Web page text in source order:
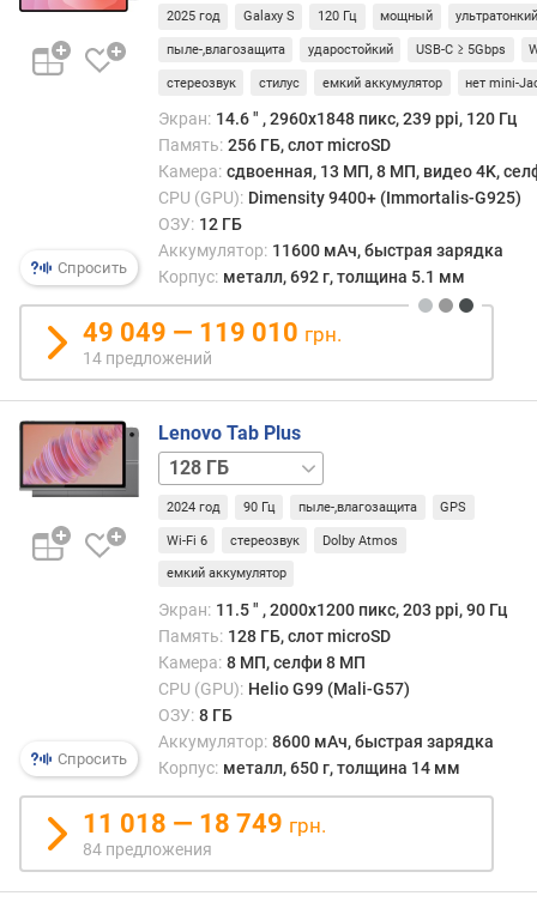
р
а
з
(
п
и
к
с
)
т
и
п
а
т
д
р
к
Спросить
5G512 ГБ
512 ГБ
5G
2025 год Galaxy S 120 Гц мощный
пыле-,влагозащита ударостойкий USB-C ≥ 5Gbps
стереозвук стилус емкий аккумулятор нет mini-
Экран: 14.6 ″ , 2960x1848 пикс, 239 ppi, 120 Гц
Память: 256 ГБ, слот microSD
Камера: сдвоенная, 13 МП, 8 МП, видео 4K,
CPU (GPU): Dimensity 9400+ (Immortalis-G925)
ОЗУ: 12 ГБ
Аккумулятор: 11600 мАч, быстрая зарядка
Корпус: металл, 692 г, толщина 5.1 мм
49 049 — 119 010 грн.
14 предложений
Спросить
Lenovo Tab Plus
256 ГБ
/
ГБ256 ГБ
ГБ
2024 год 90 Гц пыле-,влагозащита GPS
Wi-Fi 6 стереозвук Dolby Atmos
емкий аккумулятор
Экран: 11.5 ″ , 2000х1200 пикс, 203 ppi, 90 Гц
Память: 128 ГБ, слот microSD
Камера: 8 МП, селфи 8 МП
CPU (GPU): Helio G99 (Mali-G57)
ОЗУ: 8 ГБ
Аккумулятор: 8600 мАч, быстрая зарядка
Корпус: металл, 650 г, толщина 14 мм
11 018 — 18 749 грн.
84 предложения